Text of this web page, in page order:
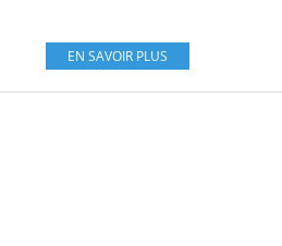
EN SAVOIR PLUS